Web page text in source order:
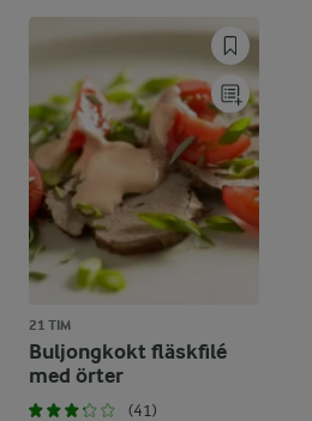
21 TIM
Buljongkokt fläskfilé
med örter
(41)